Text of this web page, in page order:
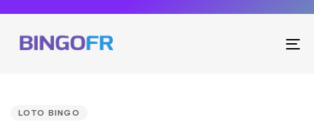
LOTO BINGO